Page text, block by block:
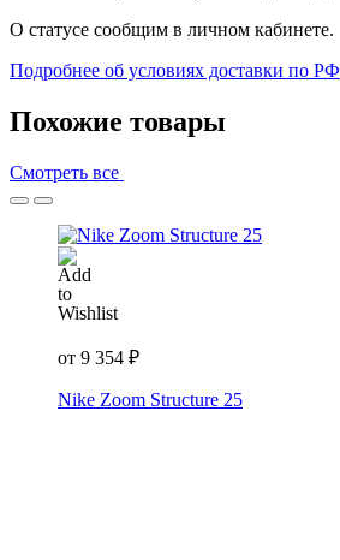
О статусе сообщим в личном кабинете.
Подробнее об условиях доставки по РФ
Похожие товары
Смотреть все
от 9 354 ₽
Nike Zoom Structure 25